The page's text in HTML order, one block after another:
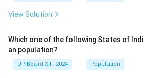
View Solution
Which one of the following States of
an population?
UP Board XII - 2024 Population